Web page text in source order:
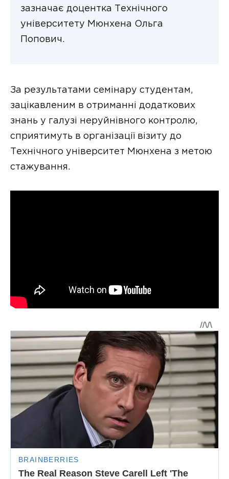
зазначає доцентка Технічного
університету Мюнхена Ольга
Попович.
За результатами семінару студентам,
зацікавленим в отриманні додаткових
знань у галузі неруйнівного контролю,
сприятимуть в організації візиту до
Технічного університет Мюнхена з метою
стажування.